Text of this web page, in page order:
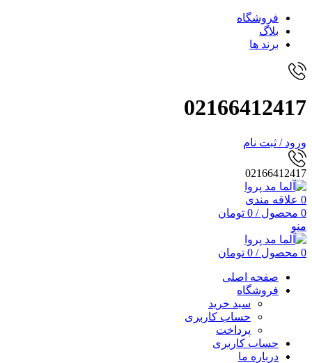
فروشگاه
بلاگ
برند ها
02166412417
ورود / ثبت نام
02166412417
0 علاقه مندی
0 محصول /
0 تومان
منو
0 محصول /
0 تومان
صفحه اصلی
فروشگاه
سبد خرید
حساب کاربری
پرداخت
حساب کاربری
درباره ما